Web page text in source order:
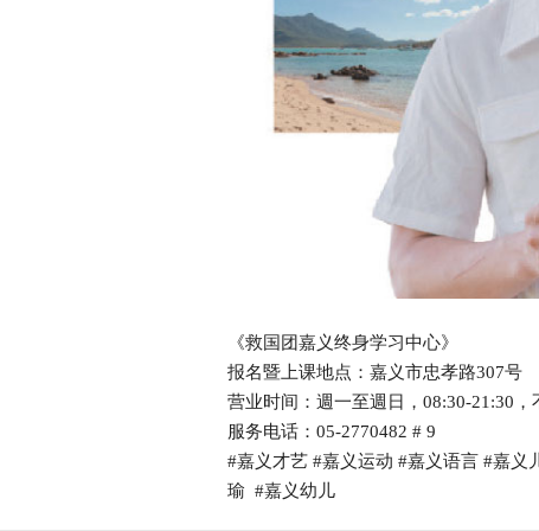
《救国团嘉义终身学习中心》
报名暨上课地点：嘉义市忠孝路307号
营业时间：週一至週日，08:30-21:30，
服务电话：05-2770482 # 9
#嘉义才艺 #嘉义运动 #嘉义语言 #嘉
瑜 #嘉义幼儿